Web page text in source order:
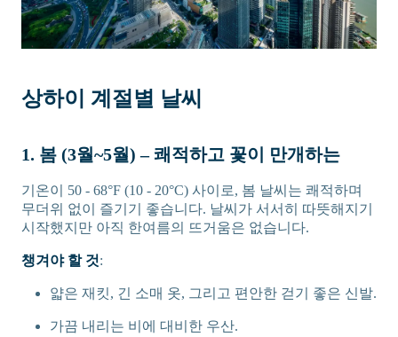
상하이 계절별 날씨
1. 봄 (3월~5월) – 쾌적하고 꽃이 만개하는
기온이 50 - 68°F (10 - 20°C) 사이로, 봄 날씨는 쾌적하며
무더위 없이 즐기기 좋습니다. 날씨가 서서히 따뜻해지기
시작했지만 아직 한여름의 뜨거움은 없습니다.
챙겨야 할 것:
얇은 재킷, 긴 소매 옷, 그리고 편안한 걷기 좋은 신발.
가끔 내리는 비에 대비한 우산.